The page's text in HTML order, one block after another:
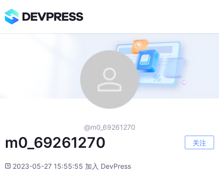
@m0_69261270
m0_69261270 关注
2023-05-27 15:55:55 加入 DevPress